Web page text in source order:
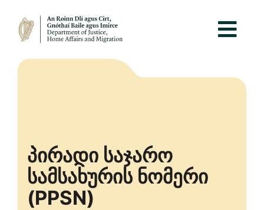
Პირადი Საჯარო
Სამსახურის Ნომერი
(PPSN)